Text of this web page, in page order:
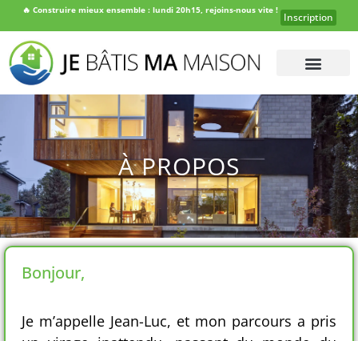
🔥 Construire mieux ensemble : lundi 20h15, rejoins-nous vite !
Inscription
À PROPOS
Bonjour,
Je m’appelle Jean-Luc, et mon parcours a pris